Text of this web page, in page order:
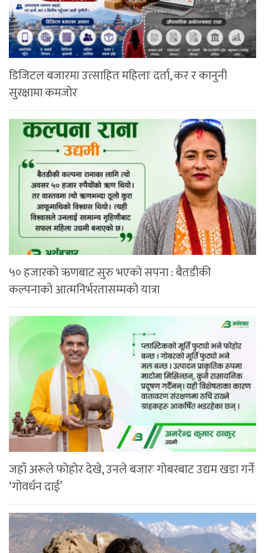
डिजिटल बजारमा उत्साहित महिलाः दर्ता, कर र कानुनी
सुरक्षामा कमजोर
५० हजारको ऋणबाट सुरु भएको सपना : बैतडीकी
कल्पनाको आत्मनिर्भरतासम्मको यात्रा
जहाँ अरूले फोहोर देखे, उनले बजारः गोबरबाट उद्यम खडा गर्ने
‘गोवर्धन दाई’